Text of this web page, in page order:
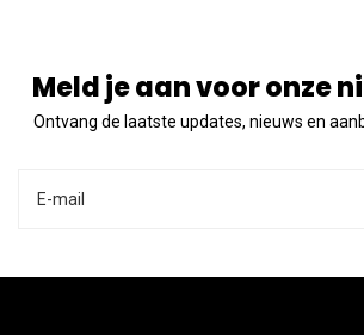
Meld je aan voor onze
Ontvang de laatste updates, nieuws en